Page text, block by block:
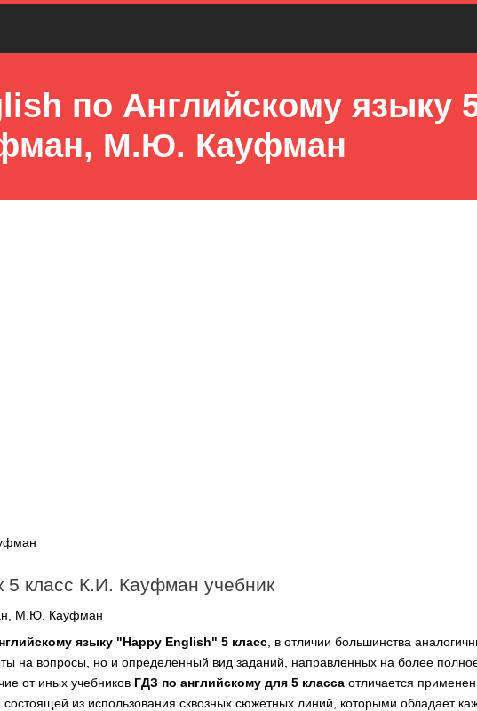
по Английскому языку
М.Ю. Кауфман
5 класс К.И. Кауфман учебник
М.Ю. Кауфман
языку "Happy English" 5 класс , в отличии большинства
на вопросы, но и определенный вид заданий, направленных на более
от иных учебников ГДЗ по английскому для 5 класса отличается
состоящей из использования сквозных сюжетных линий, которыми обладает